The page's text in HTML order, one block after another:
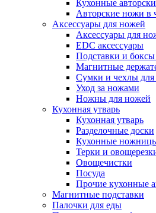
Кухонные
Авторские ножи в
Аксессуары для ножей
Аксессуары для
EDC аксессуары
Подставки и
Магнитные
Сумки и чехлы
Уход за ножами
Ножны для ножей
Кухонная утварь
Кухонная утварь
Разделочные доски
Кухонные
Терки и
Овощечистки
Посуда
Прочие кухонные
Магнитные подставки
Палочки для еды